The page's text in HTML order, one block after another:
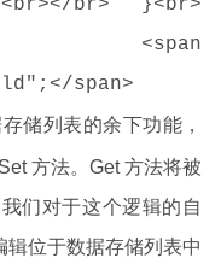
br> }<br>
<span
span>
储列表的余下功能，
方法。Get 方法将被
们对于这个逻辑的自
位于数据存储列表中